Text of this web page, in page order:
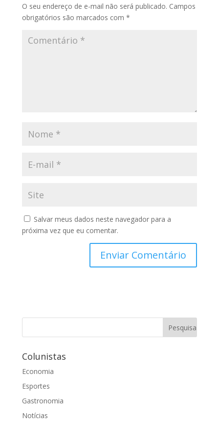
O seu endereço de e-mail não será publicado. Campos
obrigatórios são marcados com *
Salvar meus dados neste navegador para a
próxima vez que eu comentar.
Colunistas
Economia
Esportes
Gastronomia
Notícias